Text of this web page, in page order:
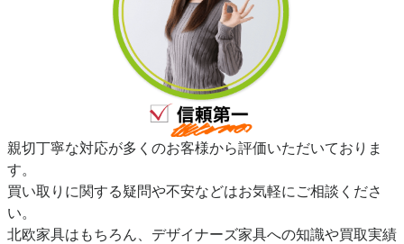
親切丁寧な対応が多くのお客様から評価いただいておりま
す。
買い取りに関する疑問や不安などはお気軽にご相談くださ
い。
北欧家具はもちろん、デザイナーズ家具への知識や買取実績